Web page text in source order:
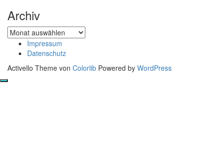
Archiv
Archiv
Impressum
Datenschutz
Activello Theme von Colorlib Powered by WordPress